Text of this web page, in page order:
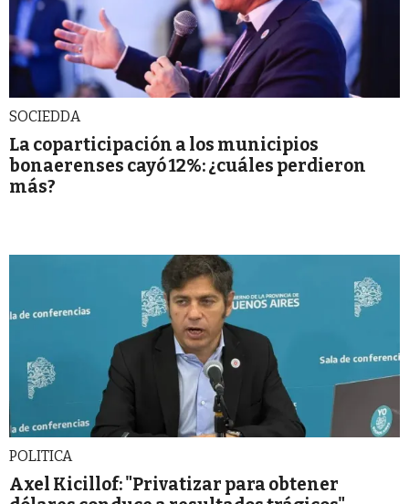
SOCIEDDA
La coparticipación a los municipios
bonaerenses cayó 12%: ¿cuáles perdieron
más?
POLITICA
Axel Kicillof: "Privatizar para obtener